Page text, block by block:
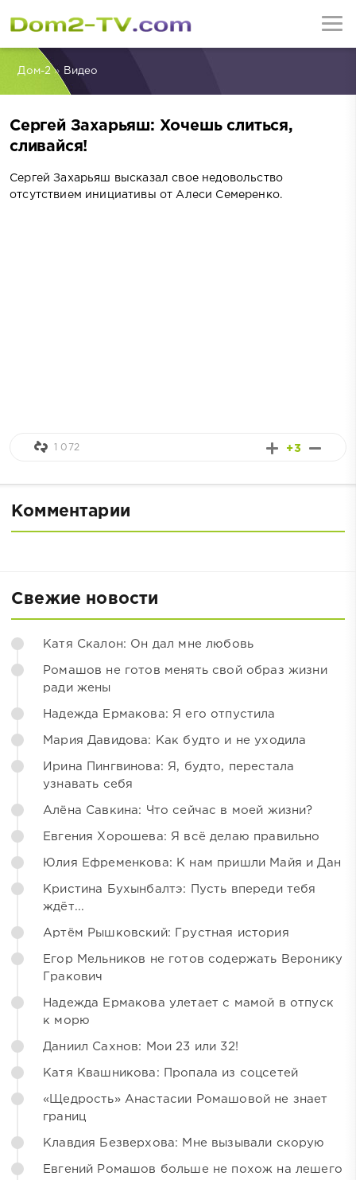
Дом-2» Видео
Сергей Захарьяш: Хочешь слиться,
сливайся!
Сергей Захарьяш высказал свое недовольство
отсутствием инициативы от Алеси Семеренко.
+3
1 072
Комментарии
Свежие новости
Катя Скалон: Он дал мне любовь
Ромашов не готов менять свой образ жизни
ради жены
Надежда Ермакова: Я его отпустила
Мария Давидова: Как будто и не уходила
Ирина Пингвинова: Я, будто, перестала
узнавать себя
Алёна Савкина: Что сейчас в моей жизни?
Евгения Хорошева: Я всё делаю правильно
Юлия Ефременкова: К нам пришли Майя и Дан
Кристина Бухынбалтэ: Пусть впереди тебя
ждёт...
Артём Рышковский: Грустная история
Егор Мельников не готов содержать Веронику
Гракович
Надежда Ермакова улетает с мамой в отпуск
к морю
Даниил Сахнов: Мои 23 или 32!
Катя Квашникова: Пропала из соцсетей
«Щедрость» Анастасии Ромашовой не знает
границ
Клавдия Безверхова: Мне вызывали скорую
Евгений Ромашов больше не похож на лешего